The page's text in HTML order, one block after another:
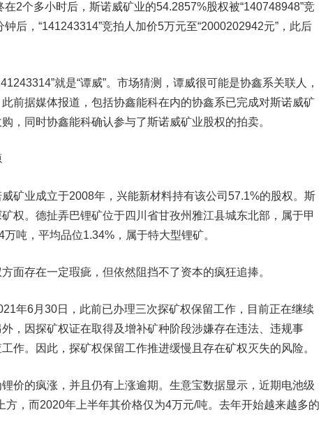
多小时后，斯诺威矿业的54.2857%股权被“140748948”竞
后，“141243314”竞拍人加价5万元至“2000202942元”，此后
就是“谭威”。市场猜测，谭威很可能是协鑫系关联人，
前据媒体报道，包括协鑫能科在内的协鑫系已完成对斯诺威矿
，同时协鑫能科确认参与了斯诺威矿业股权的拍卖。
业成立于2008年，兴能新材料持有该公司57.1%的股权。斯
权。德扯弄巴锂矿位于四川省甘孜州雅江县城东北部，属于甲
吨，平均品位1.34%，属于特大型锂矿。
存在一定瑕疵，但依然阻挡不了资本的疯狂追捧。
6月30日，此前已办理三次探矿权保留工作，目前正在继续
，因探矿权证在取得及增补矿种阶段涉嫌存在违法、违规事
作。因此，探矿权保留工作推进缓慢且存在矿权灭失的风险。
的疯涨，并且仍有上涨逾期。生意宝数据显示，近期电池级
方，而2020年上半年其价格仅为4万元/吨。去年开始越来越多的